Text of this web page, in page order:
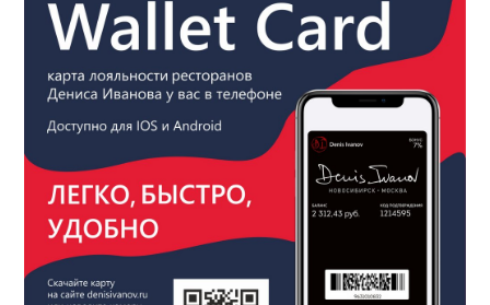
КАРТА ЛОЯЛЬНОСТИ У ВАС В ТЕЛЕФОНЕ
ПОДАРОЧНЫЙ СЕРТИФИКАТ
НОВАЯ ПИНЦА!
НОВЫЙ ИМИДЖ РЕСТОРАНОВ BEERMAN